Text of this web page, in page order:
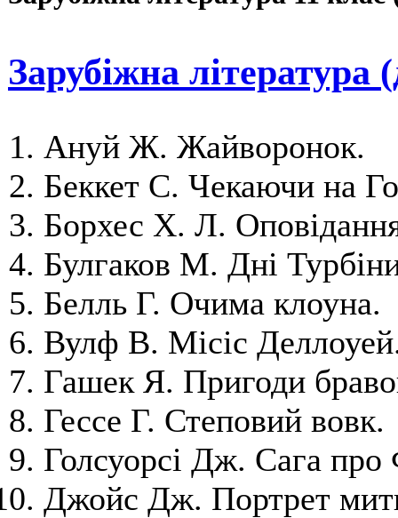
Зарубіжна література
Ануй Ж. Жайворонок.
Беккет С. Чекаючи на
Борхес X. Л.
Булгаков М. Дні
Белль Г. Очима клоуна.
Вулф В. Місіс
Гашек Я. Пригоди
Гессе Г. Степовий вовк.
Голсуорсі Дж. Сага про
Джойс Дж. Портрет